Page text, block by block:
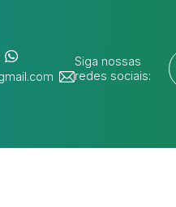
Siga nossas
redes sociais: